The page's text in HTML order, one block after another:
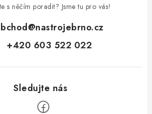
s něčím poradit? Jsme tu pro vás!
@nastrojebrno.cz
+420 603 522 022